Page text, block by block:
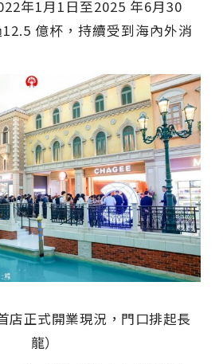
年1月1日至2025 年6月30
億杯，持續受到海內外消
店正式開業現況，門口排起長
龍）